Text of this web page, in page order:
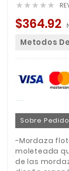
    
$364.92
Metodos
Sobre Pedido
-Mordaza
moleteada
de las